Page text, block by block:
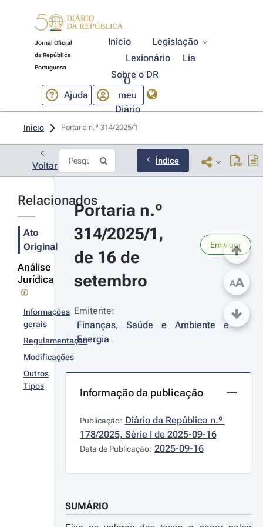
Jornal Oficial
da República
Portuguesa
Início
Legislação
Lexionário
Lia
Sobre o DR
Ajuda
O
meu
Diário
Início Portaria n.º 314/2025/1
Voltar Índice
Relacionados
Ato
Original
Análise
Jurídica
Informações
gerais
Regulamentação
Modificações
Outros
Tipos
Portaria n.º
314/2025/1,
de 16 de
setembro
Em vigor
Emitente:
Finanças, Saúde e Ambiente e
Energia
Informação da publicação
Publicação: Diário da República n.º
178/2025, Série I de 2025-09-16
Data de Publicação: 2025-09-16
SUMÁRIO
AA